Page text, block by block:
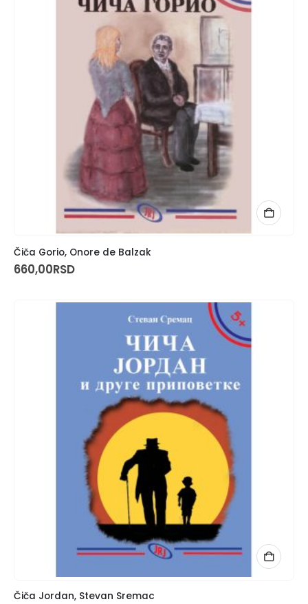
Čiča Gorio, Onore de Balzak
660,00RSD
Čiča Jordan, Stevan Sremac